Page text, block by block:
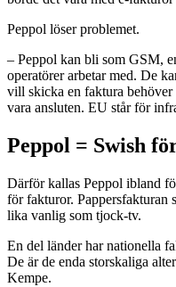
Peppol löser problemet.
– Peppol kan bli som GSM,
operatörer arbetar med. De
vill skicka en faktura
vara ansluten. EU står för
Peppol = Swish
Därför kallas Peppol ibland
för fakturor. Pappersfakturan
lika vanlig som tjock-tv.
En del länder har nationella
De är de enda storskaliga
Kempe.